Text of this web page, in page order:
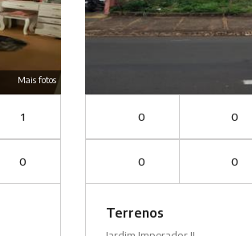
Mais fotos
1
0
0 0
0 0
Terrenos